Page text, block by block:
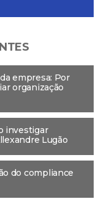
empresa: Por
organização
investigar
Lugão
do compliance